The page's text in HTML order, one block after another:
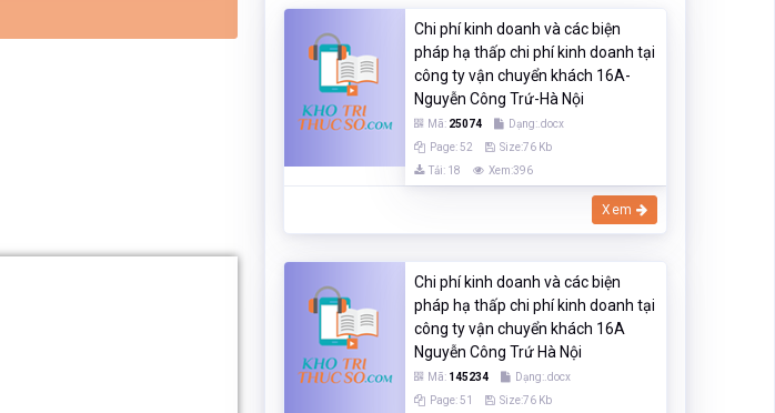
Chi phí kinh doanh và các biện
pháp hạ thấp chi phí kinh doanh tại
công ty vận chuyển khách 16A-
Nguyễn Công Trứ-Hà Nội
Mã: 25074
Dạng:.docx
Page: 52
Size:76 Kb
Tải: 18
Xem:396
Xem
Chi phí kinh doanh và các biện
pháp hạ thấp chi phí kinh doanh tại
công ty vận chuyển khách 16A
Nguyễn Công Trứ Hà Nội
Mã: 145234
Dạng:.docx
Page: 51
Size:76 Kb